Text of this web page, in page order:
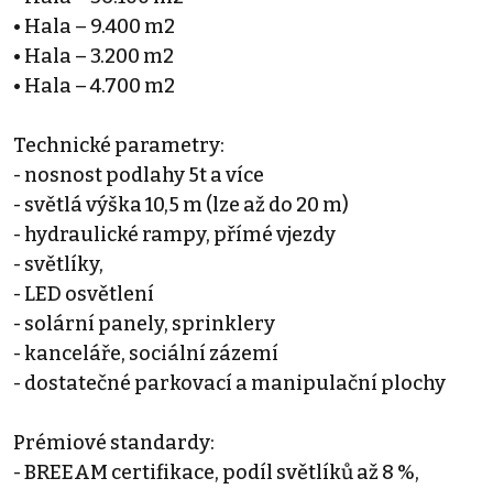
• Hala – 9.400 m2
• Hala – 3.200 m2
• Hala – 4.700 m2
Technické parametry:
- nosnost podlahy 5t a více
- světlá výška 10,5 m (lze až do 20 m)
- hydraulické rampy, přímé vjezdy
- světlíky,
- LED osvětlení
- solární panely, sprinklery
- kanceláře, sociální zázemí
- dostatečné parkovací a manipulační plochy
Prémiové standardy:
- BREEAM certifikace, podíl světlíků až 8 %,